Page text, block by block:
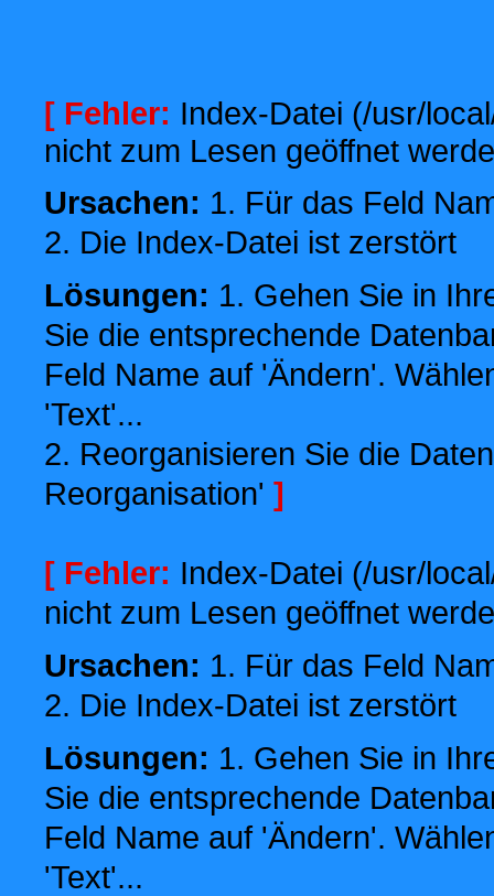
[ Fehler: Index-Datei (/usr/
nicht zum Lesen geöffnet
Ursachen: 1. Für das Feld
2. Die Index-Datei ist zerstört
Lösungen: 1. Gehen Sie in
Sie die entsprechende
Feld Name auf 'Ändern'.
'Text'...
2. Reorganisieren Sie die
Reorganisation' ]
[ Fehler: Index-Datei (/usr/
nicht zum Lesen geöffnet
Ursachen: 1. Für das Feld
2. Die Index-Datei ist zerstört
Lösungen: 1. Gehen Sie in
Sie die entsprechende
Feld Name auf 'Ändern'.
'Text'...